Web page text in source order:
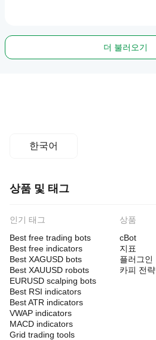
더 불러오기
한국어
상품 및 태그
인기 태그
Best free trading bots
Best free indicators
Best XAGUSD bots
Best XAUUSD robots
EURUSD scalping bots
Best RSI indicators
Best ATR indicators
VWAP indicators
MACD indicators
Grid trading tools
상품
cBot
지표
플러그인
카피 전략